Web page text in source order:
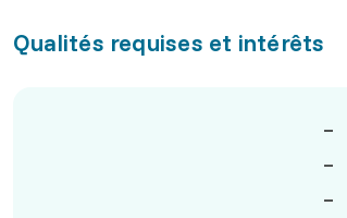
Qualités requises et intérêts